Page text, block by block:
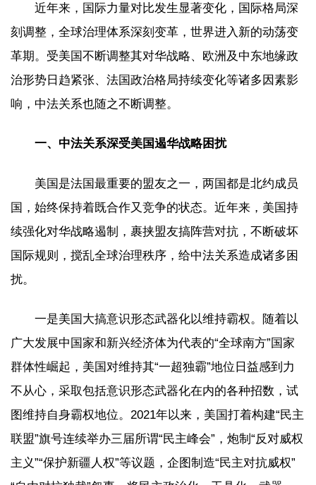
近年来，国际力量对比发生显著变化，国际格局深
刻调整，全球治理体系深刻变革，世界进入新的动荡变
革期。受美国不断调整其对华战略、欧洲及中东地缘政
治形势日趋紧张、法国政治格局持续变化等诸多因素影
响，中法关系也随之不断调整。
一、中法关系深受美国遏华战略困扰
美国是法国最重要的盟友之一，两国都是北约成员
国，始终保持着既合作又竞争的状态。近年来，美国持
续强化对华战略遏制，裹挟盟友搞阵营对抗，不断破坏
国际规则，搅乱全球治理秩序，给中法关系造成诸多困
扰。
一是美国大搞意识形态武器化以维持霸权。随着以
广大发展中国家和新兴经济体为代表的“全球南方”国家
群体性崛起，美国对维持其“一超独霸”地位日益感到力
不从心，采取包括意识形态武器化在内的各种招数，试
图维持自身霸权地位。2021年以来，美国打着构建“民主
联盟”旗号连续举办三届所谓“民主峰会”，炮制“反对威权
主义”“保护新疆人权”等议题，企图制造“民主对抗威权”